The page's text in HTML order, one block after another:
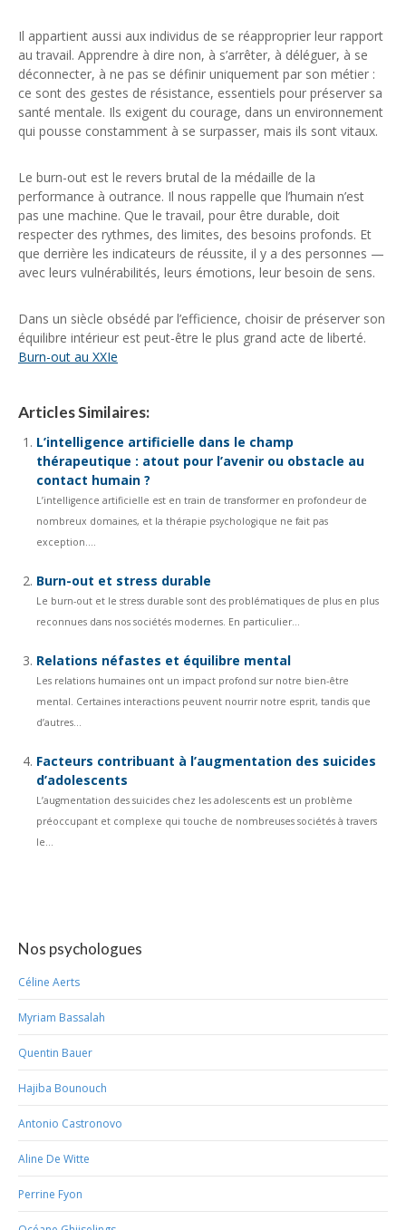
Il appartient aussi aux individus de se réapproprier leur rapport
au travail. Apprendre à dire non, à s’arrêter, à déléguer, à se
déconnecter, à ne pas se définir uniquement par son métier :
ce sont des gestes de résistance, essentiels pour préserver sa
santé mentale. Ils exigent du courage, dans un environnement
qui pousse constamment à se surpasser, mais ils sont vitaux.
Le burn-out est le revers brutal de la médaille de la
performance à outrance. Il nous rappelle que l’humain n’est
pas une machine. Que le travail, pour être durable, doit
respecter des rythmes, des limites, des besoins profonds. Et
que derrière les indicateurs de réussite, il y a des personnes —
avec leurs vulnérabilités, leurs émotions, leur besoin de sens.
Dans un siècle obsédé par l’efficience, choisir de préserver son
équilibre intérieur est peut-être le plus grand acte de liberté.
Burn-out au XXIe
Articles Similaires:
L’intelligence artificielle dans le champ
thérapeutique : atout pour l’avenir ou obstacle au
contact humain ?
L’intelligence artificielle est en train de transformer en profondeur de
nombreux domaines, et la thérapie psychologique ne fait pas
exception....
Burn-out et stress durable
Le burn-out et le stress durable sont des problématiques de plus en plus
reconnues dans nos sociétés modernes. En particulier...
Relations néfastes et équilibre mental
Les relations humaines ont un impact profond sur notre bien-être
mental. Certaines interactions peuvent nourrir notre esprit, tandis que
d’autres...
Facteurs contribuant à l’augmentation des suicides
d’adolescents
L’augmentation des suicides chez les adolescents est un problème
préoccupant et complexe qui touche de nombreuses sociétés à travers
le...
Nos psychologues
Céline Aerts
Myriam Bassalah
Quentin Bauer
Hajiba Bounouch
Antonio Castronovo
Aline De Witte
Perrine Fyon